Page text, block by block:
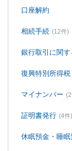
口座解約
相続手続 (12件)
銀行取引に関
復興特別所得税
マイナンバー
証明書発行 (4件)
休眠預金・睡眠